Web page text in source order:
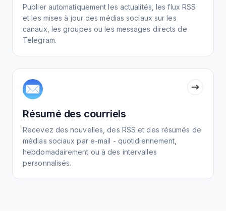
Publier automatiquement les actualités, les flux RSS
et les mises à jour des médias sociaux sur les
canaux, les groupes ou les messages directs de
Telegram.
Résumé des courriels
Recevez des nouvelles, des RSS et des résumés de
médias sociaux par e-mail - quotidiennement,
hebdomadairement ou à des intervalles
personnalisés.